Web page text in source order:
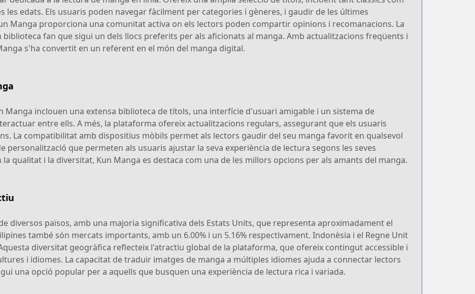
les edats. Els usuaris poden navegar fàcilment per categories i gèneres, i gaudir de les últimes
Manga proporciona una comunitat activa on els lectors poden compartir opinions i recomanacions. La
biblioteca fan que sigui un dels llocs preferits per als aficionats al manga. Amb actualitzacions freqüents i
s'ha convertit en un referent en el món del manga digital.
Manga inclouen una extensa biblioteca de títols, una interfície d'usuari amigable i un sistema de
entre ells. A més, la plataforma ofereix actualitzacions regulars, assegurant que els usuaris
La compatibilitat amb dispositius mòbils permet als lectors gaudir del seu manga favorit en qualsevol
personalització que permeten als usuaris ajustar la seva experiència de lectura segons les seves
qualitat i la diversitat, Kun Manga es destaca com una de les millors opcions per als amants del manga.
diversos països, amb una majoria significativa dels Estats Units, que representa aproximadament el
també són mercats importants, amb un 6.00% i un 5.16% respectivament. Indonèsia i el Regne Unit
diversitat geogràfica reflecteix l'atractiu global de la plataforma, que ofereix contingut accessible i
i idiomes. La capacitat de traduir imatges de manga a múltiples idiomes ajuda a connectar lectors
una opció popular per a aquells que busquen una experiència de lectura rica i variada.